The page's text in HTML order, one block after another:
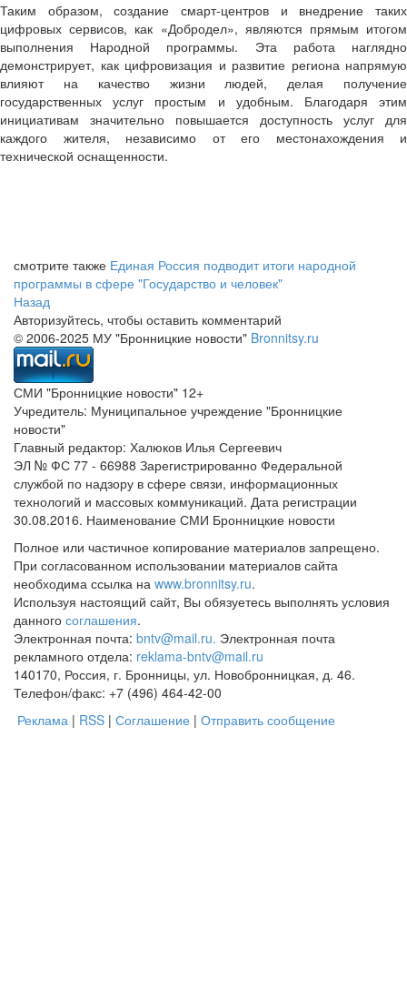
Таким образом, создание смарт-центров и внедрение таких
цифровых сервисов, как «Добродел», являются прямым итогом
выполнения Народной программы. Эта работа наглядно
демонстрирует, как цифровизация и развитие региона напрямую
влияют на качество жизни людей, делая получение
государственных услуг простым и удобным. Благодаря этим
инициативам значительно повышается доступность услуг для
каждого жителя, независимо от его местонахождения и
технической оснащенности.
смотрите также Единая Россия подводит итоги народной
программы в сфере "Государство и человек"
Назад
Авторизуйтесь, чтобы оставить комментарий
© 2006-2025 МУ "Бронницкие новости" Bronnitsy.ru
СМИ "Бронницкие новости" 12+
Учредитель: Муниципальное учреждение "Бронницкие
новости"
Главный редактор: Халюков Илья Сергеевич
ЭЛ № ФС 77 - 66988 Зарегистрированно Федеральной
службой по надзору в сфере связи, информационных
технологий и массовых коммуникаций. Дата регистрации
30.08.2016. Наименование СМИ Бронницкие новости
Полное или частичное копирование материалов запрещено.
При согласованном использовании материалов сайта
необходима ссылка на www.bronnitsy.ru.
Используя настоящий сайт, Вы обязуетесь выполнять условия
данного соглашения.
Электронная почта: bntv@mail.ru. Электронная почта
рекламного отдела: reklama-bntv@mail.ru
140170, Россия, г. Бронницы, ул. Новобронницкая, д. 46.
Телефон/факс: +7 (496) 464-42-00
Реклама | RSS | Соглашение | Отправить сообщение